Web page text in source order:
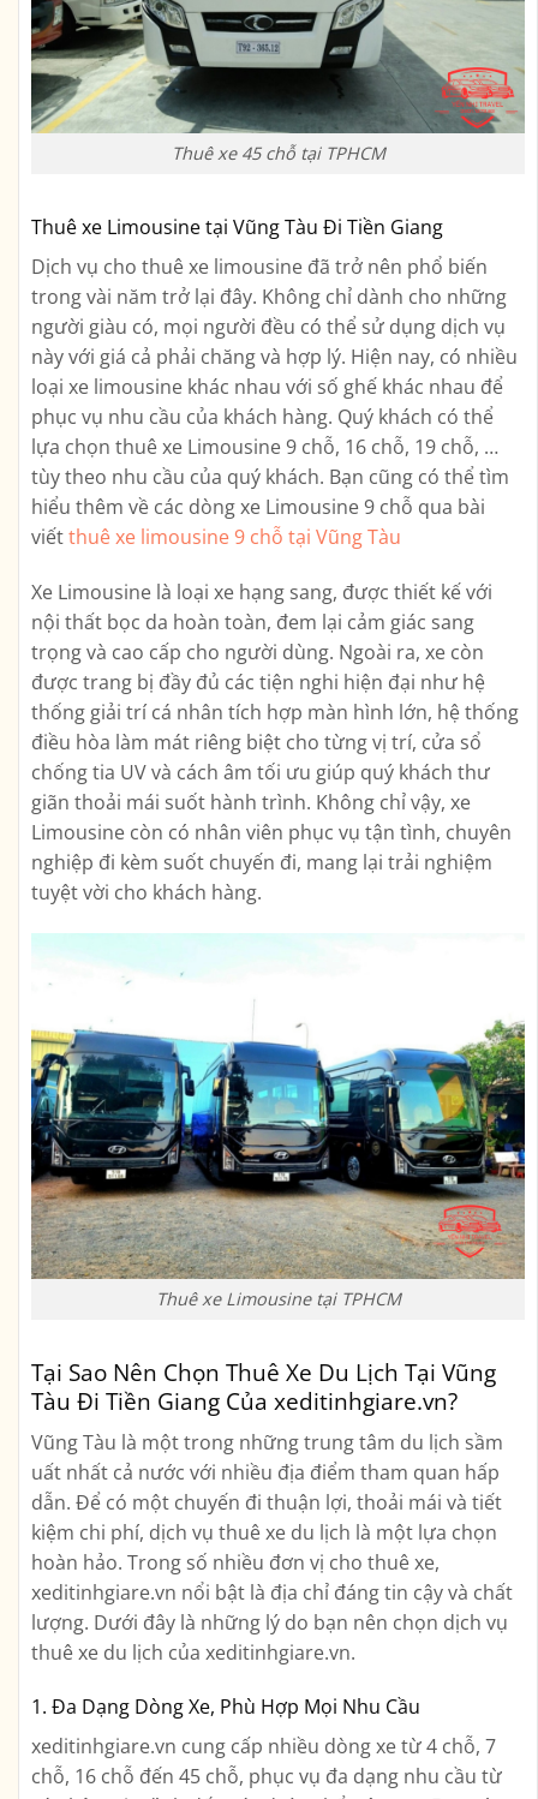
Thuê xe 45 chỗ tại TPHCM
Thuê xe Limousine tại Vũng Tàu Đi Tiền Giang
Dịch vụ cho thuê xe limousine đã trở nên phổ biến
trong vài năm trở lại đây. Không chỉ dành cho những
người giàu có, mọi người đều có thể sử dụng dịch vụ
này với giá cả phải chăng và hợp lý. Hiện nay, có nhiều
loại xe limousine khác nhau với số ghế khác nhau để
phục vụ nhu cầu của khách hàng. Quý khách có thể
lựa chọn thuê xe Limousine 9 chỗ, 16 chỗ, 19 chỗ, …
tùy theo nhu cầu của quý khách. Bạn cũng có thể tìm
hiểu thêm về các dòng xe Limousine 9 chỗ qua bài
viếtthuê xe limousine 9 chỗ tại Vũng Tàu
Xe Limousine là loại xe hạng sang, được thiết kế với
nội thất bọc da hoàn toàn, đem lại cảm giác sang
trọng và cao cấp cho người dùng. Ngoài ra, xe còn
được trang bị đầy đủ các tiện nghi hiện đại như hệ
thống giải trí cá nhân tích hợp màn hình lớn, hệ thống
điều hòa làm mát riêng biệt cho từng vị trí, cửa sổ
chống tia UV và cách âm tối ưu giúp quý khách thư
giãn thoải mái suốt hành trình. Không chỉ vậy, xe
Limousine còn có nhân viên phục vụ tận tình, chuyên
nghiệp đi kèm suốt chuyến đi, mang lại trải nghiệm
tuyệt vời cho khách hàng.
Thuê xe Limousine tại TPHCM
Tại Sao Nên Chọn Thuê Xe Du Lịch Tại Vũng
Tàu Đi Tiền Giang Của xeditinhgiare.vn?
Vũng Tàu là một trong những trung tâm du lịch sầm
uất nhất cả nước với nhiều địa điểm tham quan hấp
dẫn. Để có một chuyến đi thuận lợi, thoải mái và tiết
kiệm chi phí, dịch vụ thuê xe du lịch là một lựa chọn
hoàn hảo. Trong số nhiều đơn vị cho thuê xe,
xeditinhgiare.vn nổi bật là địa chỉ đáng tin cậy và chất
lượng. Dưới đây là những lý do bạn nên chọn dịch vụ
thuê xe du lịch của xeditinhgiare.vn.
1. Đa Dạng Dòng Xe, Phù Hợp Mọi Nhu Cầu
xeditinhgiare.vn cung cấp nhiều dòng xe từ 4 chỗ, 7
chỗ, 16 chỗ đến 45 chỗ, phục vụ đa dạng nhu cầu từ